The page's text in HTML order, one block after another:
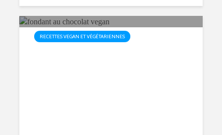
RECETTES VEGAN ET VÉGÉTARIENNES